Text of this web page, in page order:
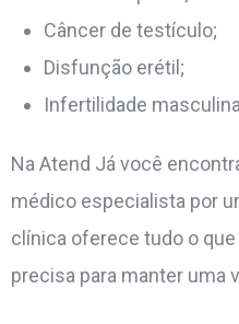
Câncer de testículo;
Disfunção erétil;
Infertilidade
Na Atend Já você
médico especialista por
clínica oferece tudo o
precisa para manter uma